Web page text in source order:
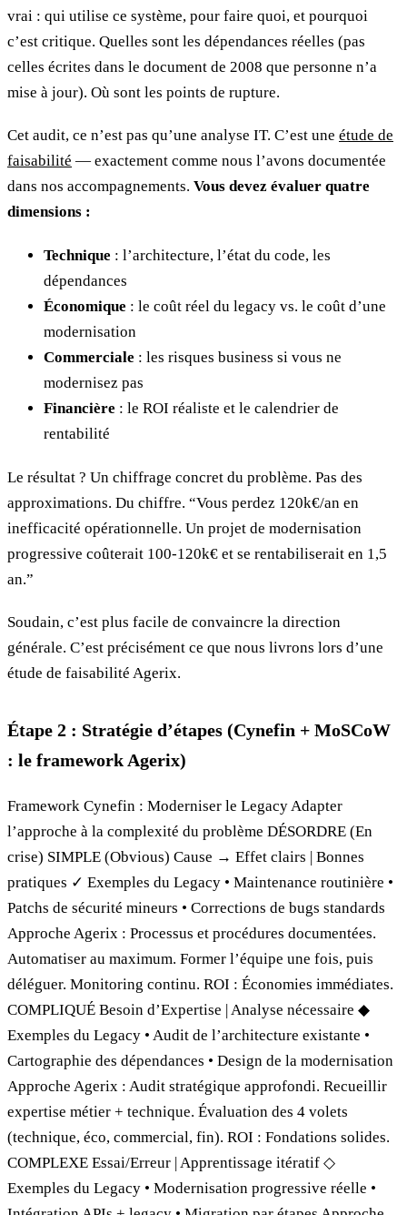
vrai : qui utilise ce système, pour faire quoi, et pourquoi
c’est critique. Quelles sont les dépendances réelles (pas
celles écrites dans le document de 2008 que personne n’a
mise à jour). Où sont les points de rupture.
Cet audit, ce n’est pas qu’une analyse IT. C’est une étude de
faisabilité — exactement comme nous l’avons documentée
dans nos accompagnements. Vous devez évaluer quatre
dimensions :
Technique : l’architecture, l’état du code, les
dépendances
Économique : le coût réel du legacy vs. le coût d’une
modernisation
Commerciale : les risques business si vous ne
modernisez pas
Financière : le ROI réaliste et le calendrier de
rentabilité
Le résultat ? Un chiffrage concret du problème. Pas des
approximations. Du chiffre. “Vous perdez 120k€/an en
inefficacité opérationnelle. Un projet de modernisation
progressive coûterait 100-120k€ et se rentabiliserait en 1,5
an.”
Soudain, c’est plus facile de convaincre la direction
générale. C’est précisément ce que nous livrons lors d’une
étude de faisabilité Agerix.
Étape 2 : Stratégie d’étapes (Cynefin + MoSCoW
: le framework Agerix)
Framework Cynefin : Moderniser le Legacy Adapter
l’approche à la complexité du problème DÉSORDRE (En
crise) SIMPLE (Obvious) Cause → Effet clairs | Bonnes
pratiques ✓ Exemples du Legacy • Maintenance routinière •
Patchs de sécurité mineurs • Corrections de bugs standards
Approche Agerix : Processus et procédures documentées.
Automatiser au maximum. Former l’équipe une fois, puis
déléguer. Monitoring continu. ROI : Économies immédiates.
COMPLIQUÉ Besoin d’Expertise | Analyse nécessaire ◆
Exemples du Legacy • Audit de l’architecture existante •
Cartographie des dépendances • Design de la modernisation
Approche Agerix : Audit stratégique approfondi. Recueillir
expertise métier + technique. Évaluation des 4 volets
(technique, éco, commercial, fin). ROI : Fondations solides.
COMPLEXE Essai/Erreur | Apprentissage itératif ◇
Exemples du Legacy • Modernisation progressive réelle •